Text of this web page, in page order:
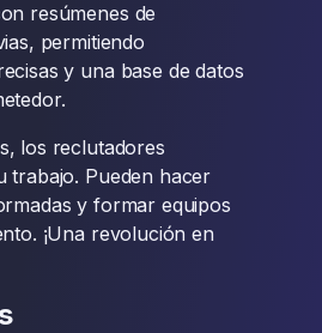
resúmenes de
permitiendo
y una base de datos
los reclutadores
trabajo. Pueden hacer
y formar equipos
¡Una revolución en